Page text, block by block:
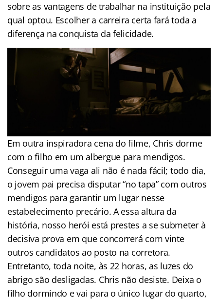
sobre as vantagens de trabalhar na instituição pela
qual optou. Escolher a carreira certa fará toda a
diferença na conquista da felicidade.
Em outra inspiradora cena do filme, Chris dorme
com o filho em um albergue para mendigos.
Conseguir uma vaga ali não é nada fácil; todo dia,
o jovem pai precisa disputar “no tapa” com outros
mendigos para garantir um lugar nesse
estabelecimento precário. A essa altura da
história, nosso herói está prestes a se submeter à
decisiva prova em que concorrerá com vinte
outros candidatos ao posto na corretora.
Entretanto, toda noite, às 22 horas, as luzes do
abrigo são desligadas. Chris não desiste. Deixa o
filho dormindo e vai para o único lugar do quarto,